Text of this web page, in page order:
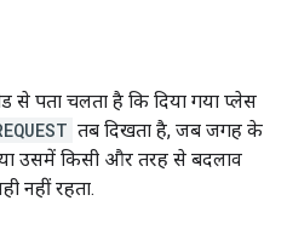
से पता चलता है कि दिया गया प्लेस
तब दिखता है, जब जगह के
या उसमें किसी और तरह से बदलाव
नहीं रहता.